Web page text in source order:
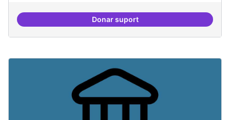
Donar suportProtocol de rebuda de demandes